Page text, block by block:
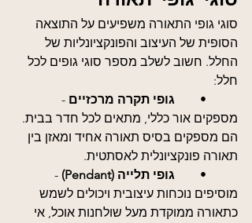
סוגי גופי התאורה משפיעים על התוצאה
הסופית של העיצוב והפונקציונליות של
החלל. חשוב לשלב מספר סוגי גופים לכל
חלל:
גופי תקרה מרכזיים -
מספקים אור כללי, מתאים לכל חדר בבית.
הם מספקים בסיס תאורה אחיד ומאזן בין
תאורה פונקציונלית לאסתטית.
גופי תלייה (Pendant)
-
מוסיפים נוכחות עיצובית ויכולים לשמש
כתאורה ממוקדת מעל שולחנות אוכל, אי